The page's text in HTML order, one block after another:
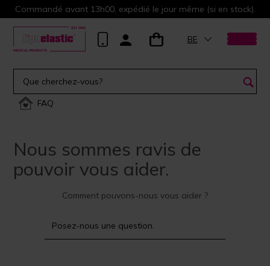
Commandé avant 13h00, expédié le jour même (si en stock).
BE
FAQ
Nous sommes ravis de
pouvoir vous aider.
Comment pouvons-nous vous aider ?